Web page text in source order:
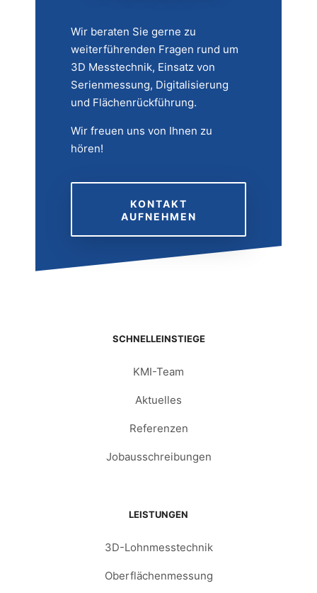
Wir beraten Sie gerne zu
weiterführenden Fragen rund um
3D Messtechnik, Einsatz von
Serienmessung, Digitalisierung
und Flächenrückführung.
Wir freuen uns von Ihnen zu
hören!
KONTAKT
AUFNEHMEN
SCHNELLEINSTIEGE
KMI-Team
Aktuelles
Referenzen
Jobausschreibungen
LEISTUNGEN
3D-Lohnmesstechnik
Oberflächenmessung